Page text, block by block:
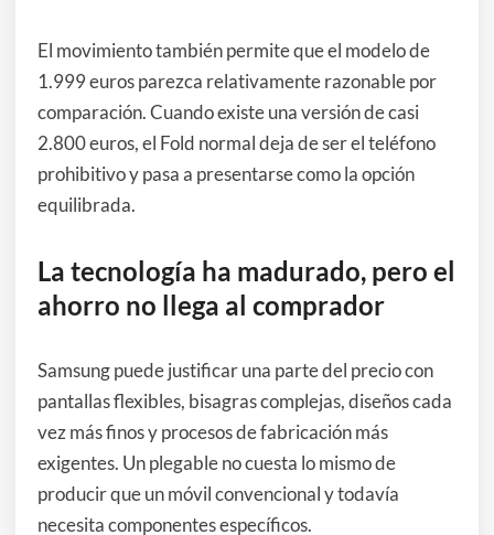
El movimiento también permite que el modelo de
1.999 euros parezca relativamente razonable por
comparación. Cuando existe una versión de casi
2.800 euros, el Fold normal deja de ser el teléfono
prohibitivo y pasa a presentarse como la opción
equilibrada.
La tecnología ha madurado, pero el
ahorro no llega al comprador
Samsung puede justificar una parte del precio con
pantallas flexibles, bisagras complejas, diseños cada
vez más finos y procesos de fabricación más
exigentes. Un plegable no cuesta lo mismo de
producir que un móvil convencional y todavía
necesita componentes específicos.